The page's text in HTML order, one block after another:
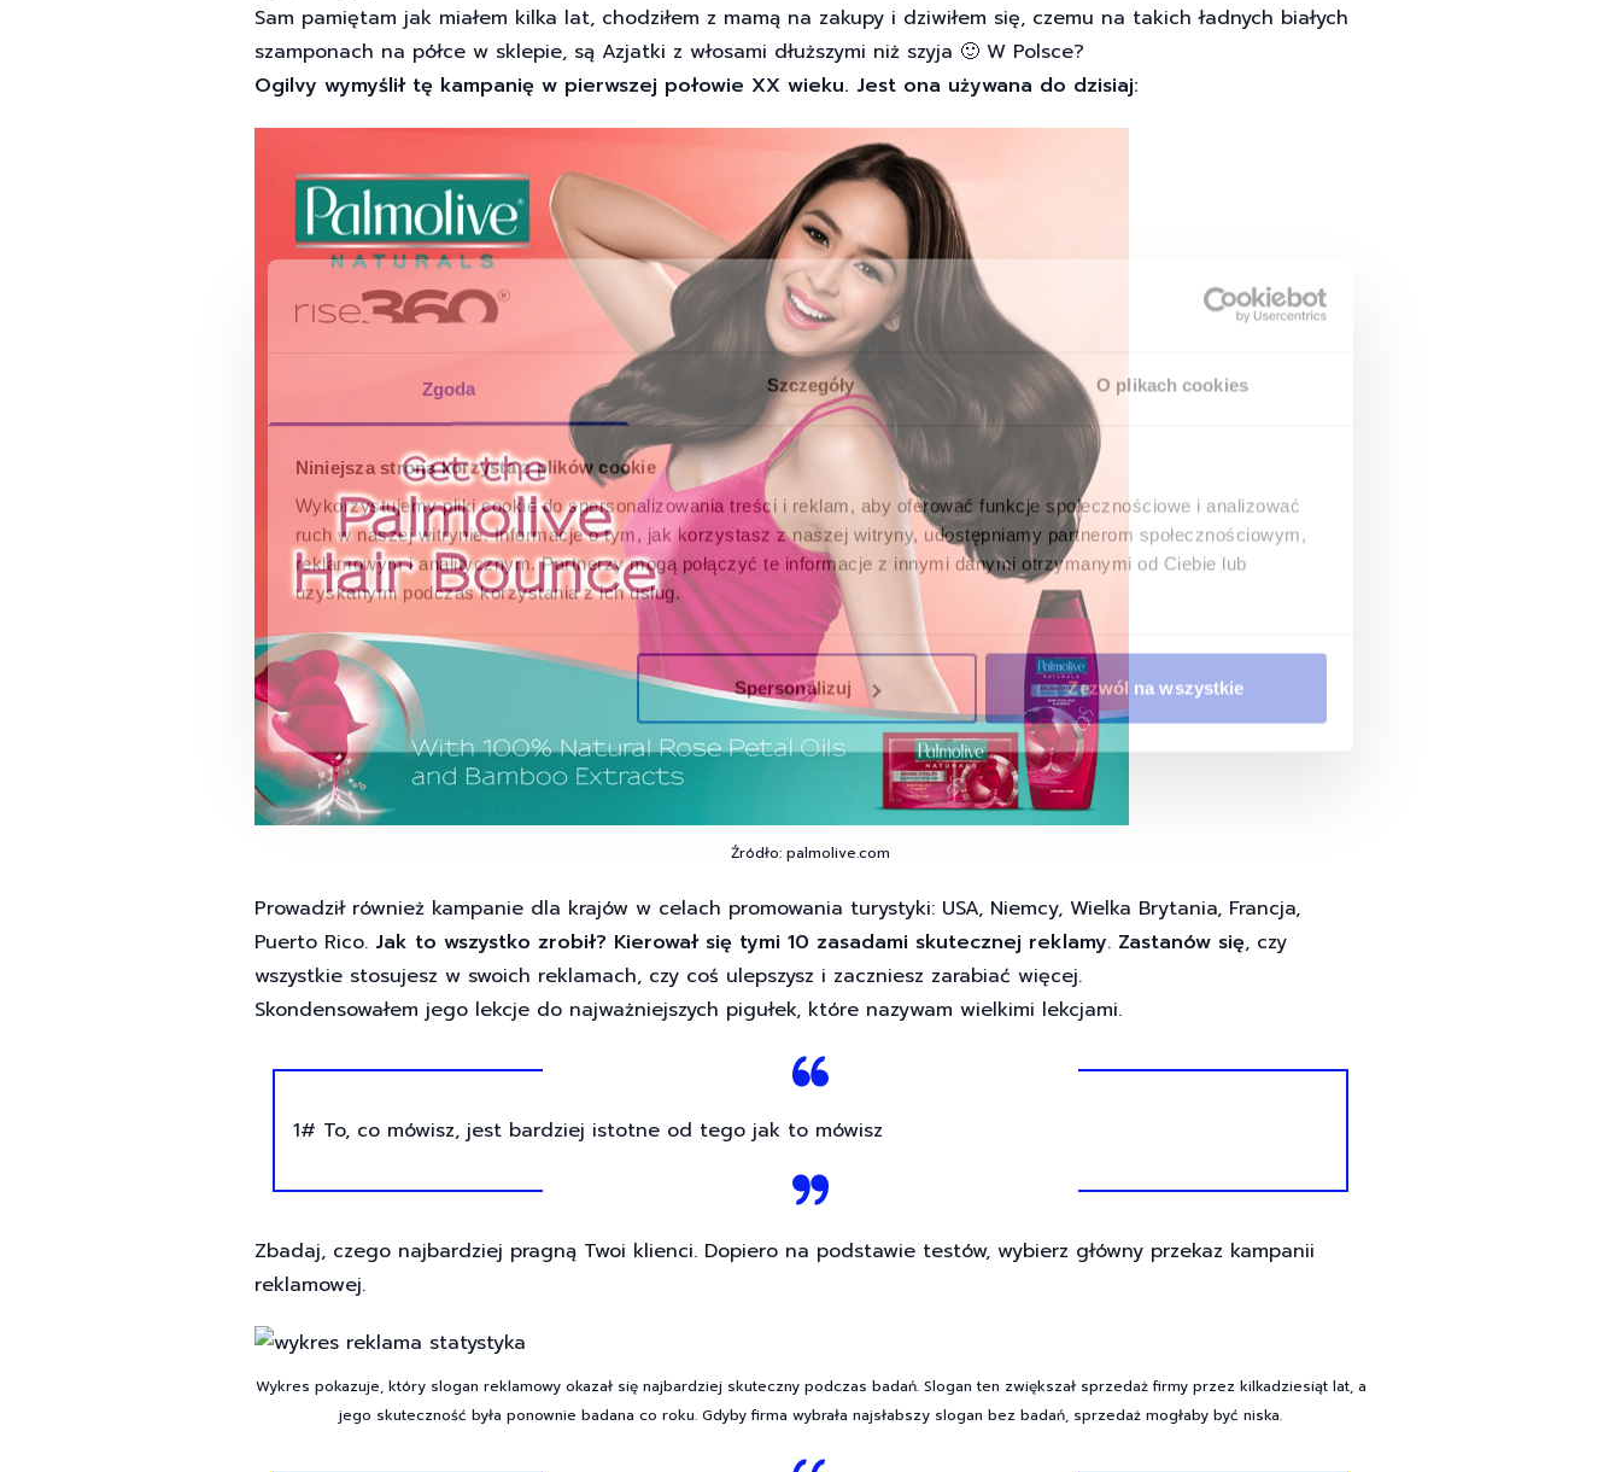
Zgoda Szczegóły O plikach cookies
Niniejsza strona korzysta z plików cookie
Wykorzystujemy pliki cookie do spersonalizowania treści i reklam, aby oferować funkcje społecznościowe i analizować
ruch w naszej witrynie. Informacje o tym, jak korzystasz z naszej witryny, udostępniamy partnerom społecznościowym,
reklamowym i analitycznym. Partnerzy mogą połączyć te informacje z innymi danymi otrzymanymi od Ciebie lub
uzyskanymi podczas korzystania z ich usług.
Spersonalizuj Zezwól na wszystkie
Sam pamiętam jak miałem kilka lat, chodziłem z mamą na zakupy i dziwiłem się, czemu na takich ładnych białych
szamponach na półce w sklepie, są Azjatki z włosami dłuższymi niż szyja 🙂 W Polsce?
Ogilvy wymyślił tę kampanię w pierwszej połowie XX wieku. Jest ona używana do dzisiaj:
Źródło: palmolive.com
Prowadził również kampanie dla krajów w celach promowania turystyki: USA, Niemcy, Wielka Brytania, Francja,
Puerto Rico. Jak to wszystko zrobił? Kierował się tymi 10 zasadami skutecznej reklamy. Zastanów się, czy
wszystkie stosujesz w swoich reklamach, czy coś ulepszysz i zaczniesz zarabiać więcej.
Skondensowałem jego lekcje do najważniejszych pigułek, które nazywam wielkimi lekcjami.
1# To, co mówisz, jest bardziej istotne od tego jak to mówisz
Zbadaj, czego najbardziej pragną Twoi klienci. Dopiero na podstawie testów, wybierz główny przekaz kampanii
reklamowej.
Wykres pokazuje, który slogan reklamowy okazał się najbardziej skuteczny podczas badań. Slogan ten zwiększał sprzedaż firmy przez kilkadziesiąt lat, a
jego skuteczność była ponownie badana co roku. Gdyby firma wybrała najsłabszy slogan bez badań, sprzedaż mogłaby być niska.